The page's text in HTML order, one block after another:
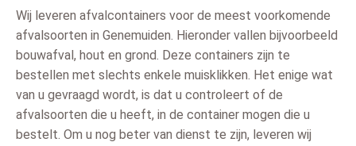
Wij leveren afvalcontainers voor de meest voorkomende
afvalsoorten in Genemuiden. Hieronder vallen bijvoorbeeld
bouwafval, hout en grond. Deze containers zijn te
bestellen met slechts enkele muisklikken. Het enige wat
van u gevraagd wordt, is dat u controleert of de
afvalsoorten die u heeft, in de container mogen die u
bestelt. Om u nog beter van dienst te zijn, leveren wij